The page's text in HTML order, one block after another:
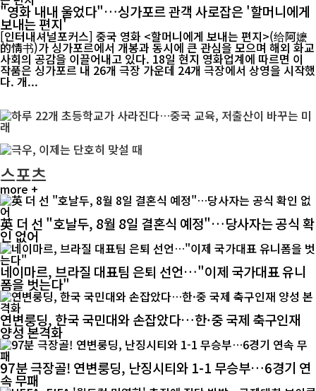
"영화 내내 울었다"…싱가포르 관객 사로잡은 '할머니에게
보내는 편지'
[인터내셔널포커스] 중국 영화 <할머니에게 보내는 편지>(给阿嬷
的情书)가 싱가포르에서 개봉과 동시에 큰 관심을 모으며 해외 화교
사회의 공감을 이끌어내고 있다. 18일 현지 영화업계에 따르면 이
작품은 싱가포르 내 26개 극장 가운데 24개 극장에서 상영을 시작했
다. 개...
스포츠
more +
英 더 선 "호날두, 8월 8일 결혼식 예정"…당사자는 공식 확
인 없어
네이마르, 브라질 대표팀 은퇴 선언…"이제 국가대표 유니
폼을 벗는다"
연변룽딩, 한국 국민대와 손잡았다…한·중 국제 축구인재
양성 본격화
97분 극장골! 연변룽딩, 난징시티와 1-1 무승부…6경기 연
속 무패